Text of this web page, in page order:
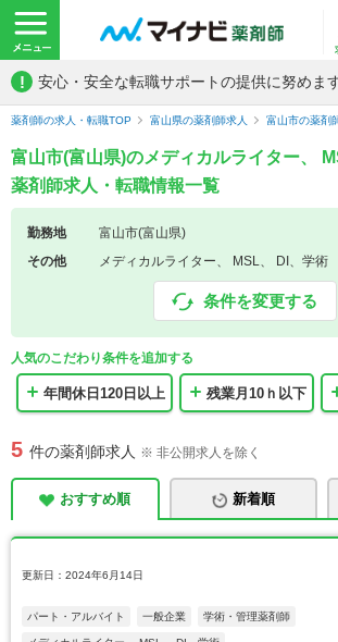
! 安心・安全な転職サポートの提供に努めます
薬剤師の求人・転職TOP 富山県の薬剤師求人 富山市の薬剤
富山市(富山県)のメディカルライター、
薬剤師求人・転職情報一覧
勤務地
富山市(富山県)
その他
メディカルライター、 MSL、 DI、学術
条件を変更する
人気のこだわり条件を追加する
年間休日120日以上 残業月10ｈ以下
5 件の薬剤師求人 ※ 非公開求人を除く
おすすめ順 新着順
更新日：2024年6月14日
パート・アルバイト 一般企業 学術・管理薬剤師